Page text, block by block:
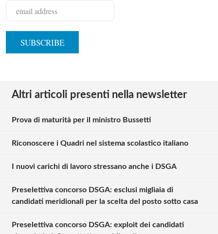
Altri articoli presenti nella newsletter
Prova di maturità per il ministro Bussetti
Riconoscere i Quadri nel sistema scolastico italiano
I nuovi carichi di lavoro stressano anche i DSGA
Preselettiva concorso DSGA: esclusi migliaia di
candidati meridionali per la scelta del posto sotto casa
Preselettiva concorso DSGA: exploit dei candidati